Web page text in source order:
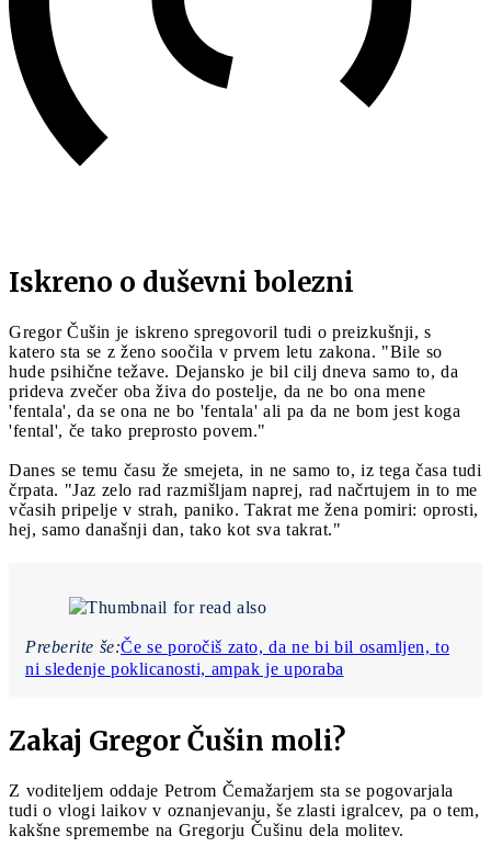
Iskreno o duševni bolezni
Gregor Čušin je iskreno spregovoril tudi o preizkušnji, s
katero sta se z ženo soočila v prvem letu zakona. "Bile so
hude psihične težave. Dejansko je bil cilj dneva samo to, da
prideva zvečer oba živa do postelje, da ne bo ona mene
'fentala', da se ona ne bo 'fentala' ali pa da ne bom jest koga
'fental', če tako preprosto povem."
Danes se temu času že smejeta, in ne samo to, iz tega časa tudi
črpata. "Jaz zelo rad razmišljam naprej, rad načrtujem in to me
včasih pripelje v strah, paniko. Takrat me žena pomiri: oprosti,
hej, samo današnji dan, tako kot sva takrat."
Preberite še:Če se poročiš zato, da ne bi bil osamljen, to
ni sledenje poklicanosti, ampak je uporaba
Zakaj Gregor Čušin moli?
Z voditeljem oddaje Petrom Čemažarjem sta se pogovarjala
tudi o vlogi laikov v oznanjevanju, še zlasti igralcev, pa o tem,
kakšne spremembe na Gregorju Čušinu dela molitev.